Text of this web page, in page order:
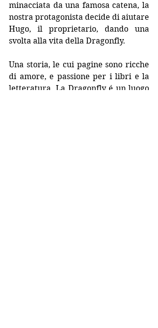
minacciata da una famosa catena, la
nostra protagonista decide di aiutare
Hugo, il proprietario, dando una
svolta alla vita della Dragonfly.
Una storia, le cui pagine sono ricche
di amore, e passione per i libri e la
letteratura. La Dragonfly é un luogo